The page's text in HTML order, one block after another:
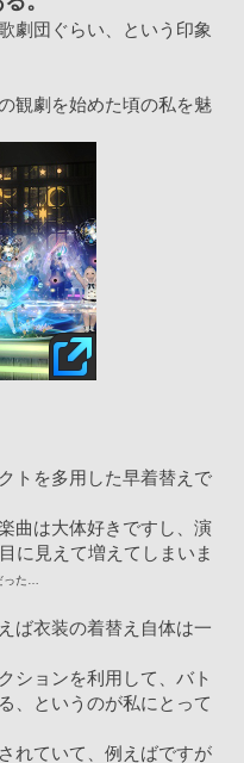
劇団ぐらい、という印象
観劇を始めた頃の私を魅
を多用した早着替えで
曲は大体好きですし、演
に見えて増えてしまいま
た…
ば衣装の着替え自体は一
ションを利用して、バト
、というのが私にとって
れていて、例えばですが